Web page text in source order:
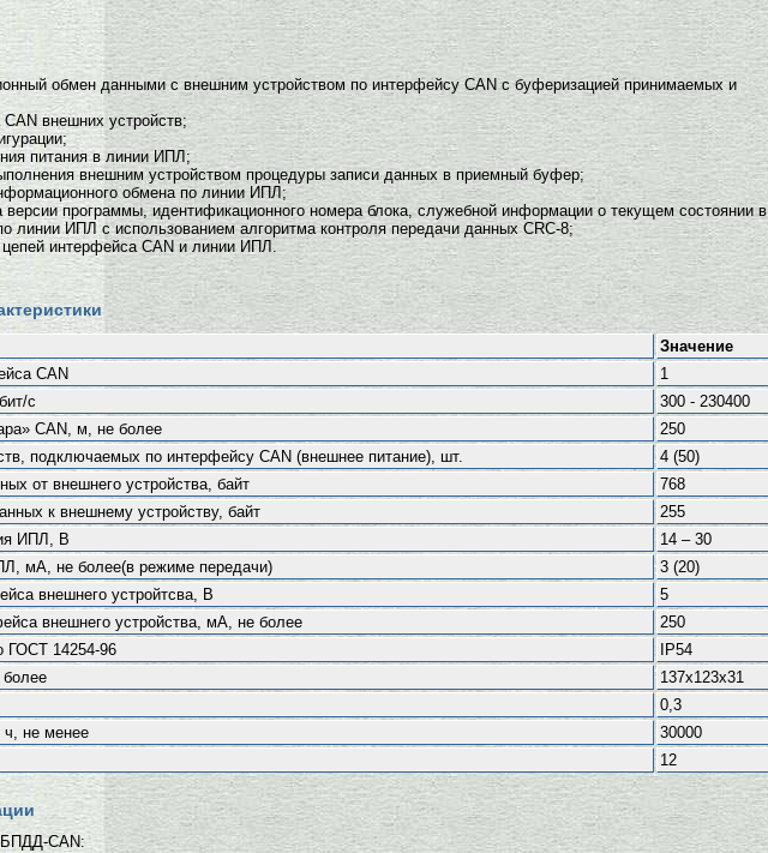
обмен данными с внешним устройством по интерфейсу CAN с буферизацией принимаемых и
внешних устройств;
питания в линии ИПЛ;
внешним устройством процедуры записи данных в приемный буфер;
обмена по линии ИПЛ;
версии программы, идентификационного номера блока, служебной информации о текущем состоянии в
линии ИПЛ с использованием алгоритма контроля передачи данных СRC-8;
цепей интерфейса CAN и линии ИПЛ.
Значение
CAN
1
с
300 - 230400
CAN, м, не более
250
подключаемых по интерфейсу CAN (внешнее питание), шт.
4 (50)
от внешнего устройства, байт
768
к внешнему устройству, байт
255
ИПЛ, В
14 – 30
мА, не более(в режиме передачи)
3 (20)
внешнего устройтсва, В
5
внешнего устройства, мА, не более
250
ГОСТ 14254-96
IP54
137х123х31
0,3
ч, не менее
30000
12
БПДД-CAN: